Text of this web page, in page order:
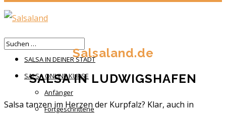
HOME
SALSA IN DEINER STADT
SALSA ONLINE KURSE
Anfänger
Fortgeschrittene
Salsaland.de
SALSA IN LUDWIGSHAFEN
Salsa tanzen im Herzen der Kurpfalz? Klar, auch in